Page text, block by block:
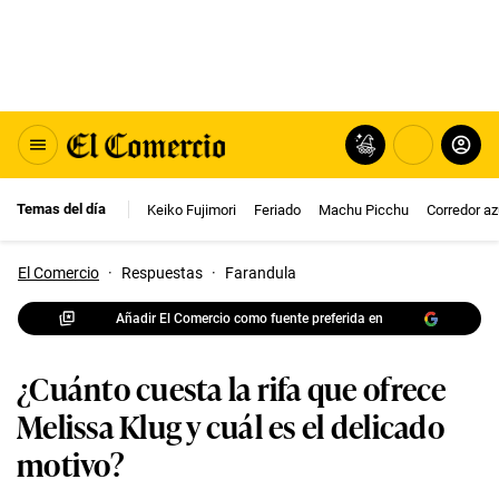
Temas del día Keiko Fujimori Feriado Machu Picchu Corredor
El Comercio · Respuestas · Farandula
Añadir El Comercio como fuente preferida en
¿Cuánto cuesta la rifa que ofrece
Melissa Klug y cuál es el delicado
motivo?